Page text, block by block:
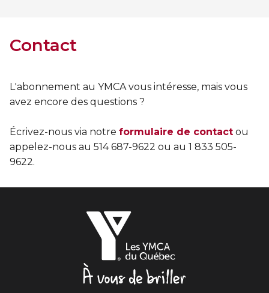
Contact
L'abonnement au YMCA vous intéresse, mais vous
avez encore des questions ?
Écrivez-nous via notre formulaire de contact ou
appelez-nous au 514 687-9622 ou au 1 833 505-
9622.